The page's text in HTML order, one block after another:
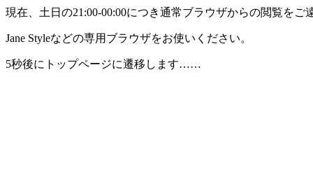
現在、土日の21:00-00:00につき通常ブラウザからの閲覧をご
Jane Styleなどの専用ブラウザをお使いください。
5秒後にトップページに遷移します……